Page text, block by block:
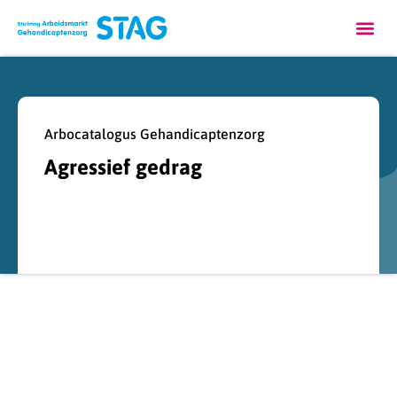
Arbocatalogus Gehandicaptenzorg
Agressief gedrag